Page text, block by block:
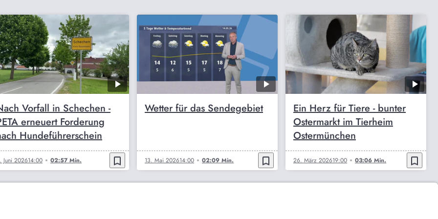
Vorfall in Schechen -
erneuert Forderung
Hundeführerschein
Juni 202614:00 02:57 Min. bookmark_border
Wetter für das Sendegebiet
13. Mai 202614:00 02:09 Min. bookmark_border
Ein Herz für Tiere - bunter
Ostermarkt im Tierheim
Ostermünchen
26. März 202619:00 03:06 Min. bookmark_border